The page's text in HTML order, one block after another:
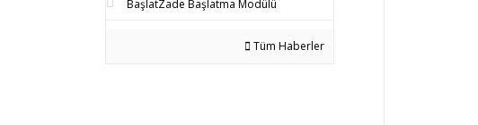
BaşlatZade Başlatma Modülü
Tüm Haberler